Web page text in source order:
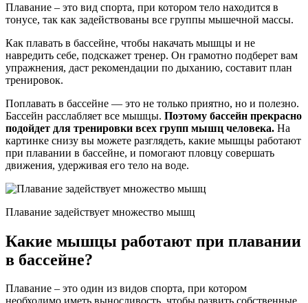
Плавание – это вид спорта, при котором тело находится в
тонусе, так как задействованы все группы мышечной массы.
Как плавать в бассейне, чтобы накачать мышцы и не
навредить себе, подскажет тренер. Он грамотно подберет вам
упражнения, даст рекомендации по дыханию, составит план
тренировок.
Поплавать в бассейне — это не только приятно, но и полезно.
Бассейн расслабляет все мышцы. Поэтому бассейн прекрасно
подойдет для тренировки всех групп мышц человека. На
картинке снизу вы можете разглядеть, какие мышцы работают
при плавании в бассейне, и помогают пловцу совершать
движения, удерживая его тело на воде.
Плавание задействует множество мышц
Какие мышцы работают при плавании
в бассейне?
Плавание – это один из видов спорта, при котором